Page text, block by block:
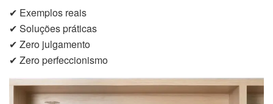
✔ Exemplos reais
✔ Soluções práticas
✔ Zero julgamento
✔ Zero perfeccionismo